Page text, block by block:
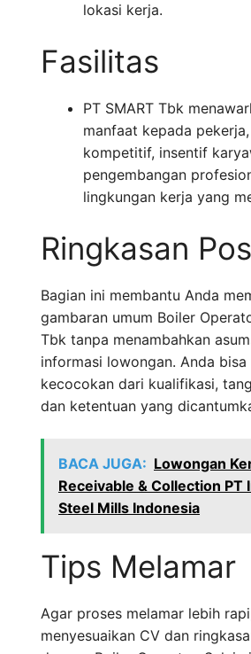
lokasi kerja.
Fasilitas
PT SMART Tbk
manfaat kepada
kompetitif, insentif
pengembangan
lingkungan kerja yang
Ringkasan
Bagian ini membantu Anda
gambaran umum Boiler
Tbk tanpa menambahkan
informasi lowongan. Anda
kecocokan dari kualifikasi,
dan ketentuan yang
BACA JUGA: Lowongan
Receivable & Collection PT
Steel Mills Indonesia
Tips Melamar
Agar proses melamar lebih
menyesuaikan CV dan